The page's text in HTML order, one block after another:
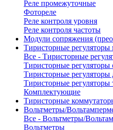
Реле промежуточные
Фотореле
Реле контроля уровня
Реле контроля частоты
Модули сопряжения
Тиристорные
Все - Тиристорные
Тиристорные регуляторы
Тиристорные регуляторы
Тиристорные регуляторы
Комплектующие
Тиристорные
Вольтметры/
Все - Вольтметры/
Вольтметры